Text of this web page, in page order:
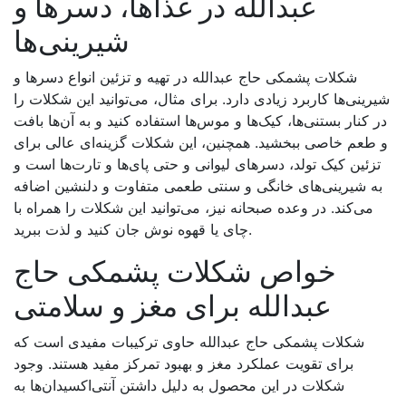
شیرینی‌ها
شکلات پشمکی حاج عبدالله در تهیه و تزئین انواع دسرها و
شیرینی‌ها کاربرد زیادی دارد. برای مثال، می‌توانید این شکلات را
در کنار بستنی‌ها، کیک‌ها و موس‌ها استفاده کنید و به آن‌ها بافت
و طعم خاصی ببخشید. همچنین، این شکلات گزینه‌ای عالی برای
تزئین کیک تولد، دسرهای لیوانی و حتی پای‌ها و تارت‌ها است و
به شیرینی‌های خانگی و سنتی طعمی متفاوت و دلنشین اضافه
می‌کند. در وعده صبحانه نیز، می‌توانید این شکلات را همراه با
چای یا قهوه نوش جان کنید و لذت ببرید.
خواص شکلات پشمکی حاج
عبدالله برای مغز و سلامتی
شکلات پشمکی حاج عبدالله حاوی ترکیبات مفیدی است که
برای تقویت عملکرد مغز و بهبود تمرکز مفید هستند. وجود
شکلات در این محصول به دلیل داشتن آنتی‌اکسیدان‌ها به